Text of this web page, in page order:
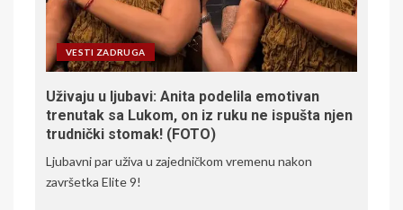
VESTI ZADRUGA
Uživaju u ljubavi: Anita podelila emotivan
trenutak sa Lukom, on iz ruku ne ispušta njen
trudnički stomak! (FOTO)
Ljubavni par uživa u zajedničkom vremenu nakon
završetka Elite 9!